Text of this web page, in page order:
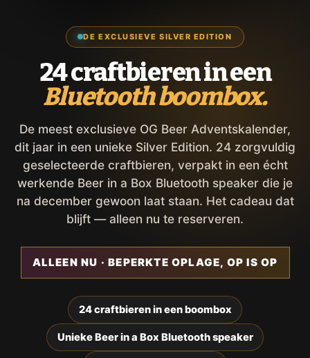
DE EXCLUSIEVE SILVER EDITION
24 craftbieren in een
Bluetooth boombox.
De meest exclusieve OG Beer Adventskalender,
dit jaar in een unieke Silver Edition. 24 zorgvuldig
geselecteerde craftbieren, verpakt in een écht
werkende Beer in a Box Bluetooth speaker die je
na december gewoon laat staan. Het cadeau dat
blijft — alleen nu te reserveren.
ALLEEN NU · BEPERKTE OPLAGE, OP IS OP
24 craftbieren in een boombox
Unieke Beer in a Box Bluetooth speaker